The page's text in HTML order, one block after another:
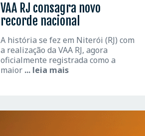
VAA RJ consagra novo
recorde nacional
A história se fez em Niterói (RJ) com
a realização da VAA RJ, agora
oficialmente registrada como a
maior ... leia mais